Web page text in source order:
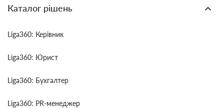
Каталог рішень
Liga360: Керівник
Liga360: Юрист
Liga360: Бухгалтер
Liga360: PR-менеджер